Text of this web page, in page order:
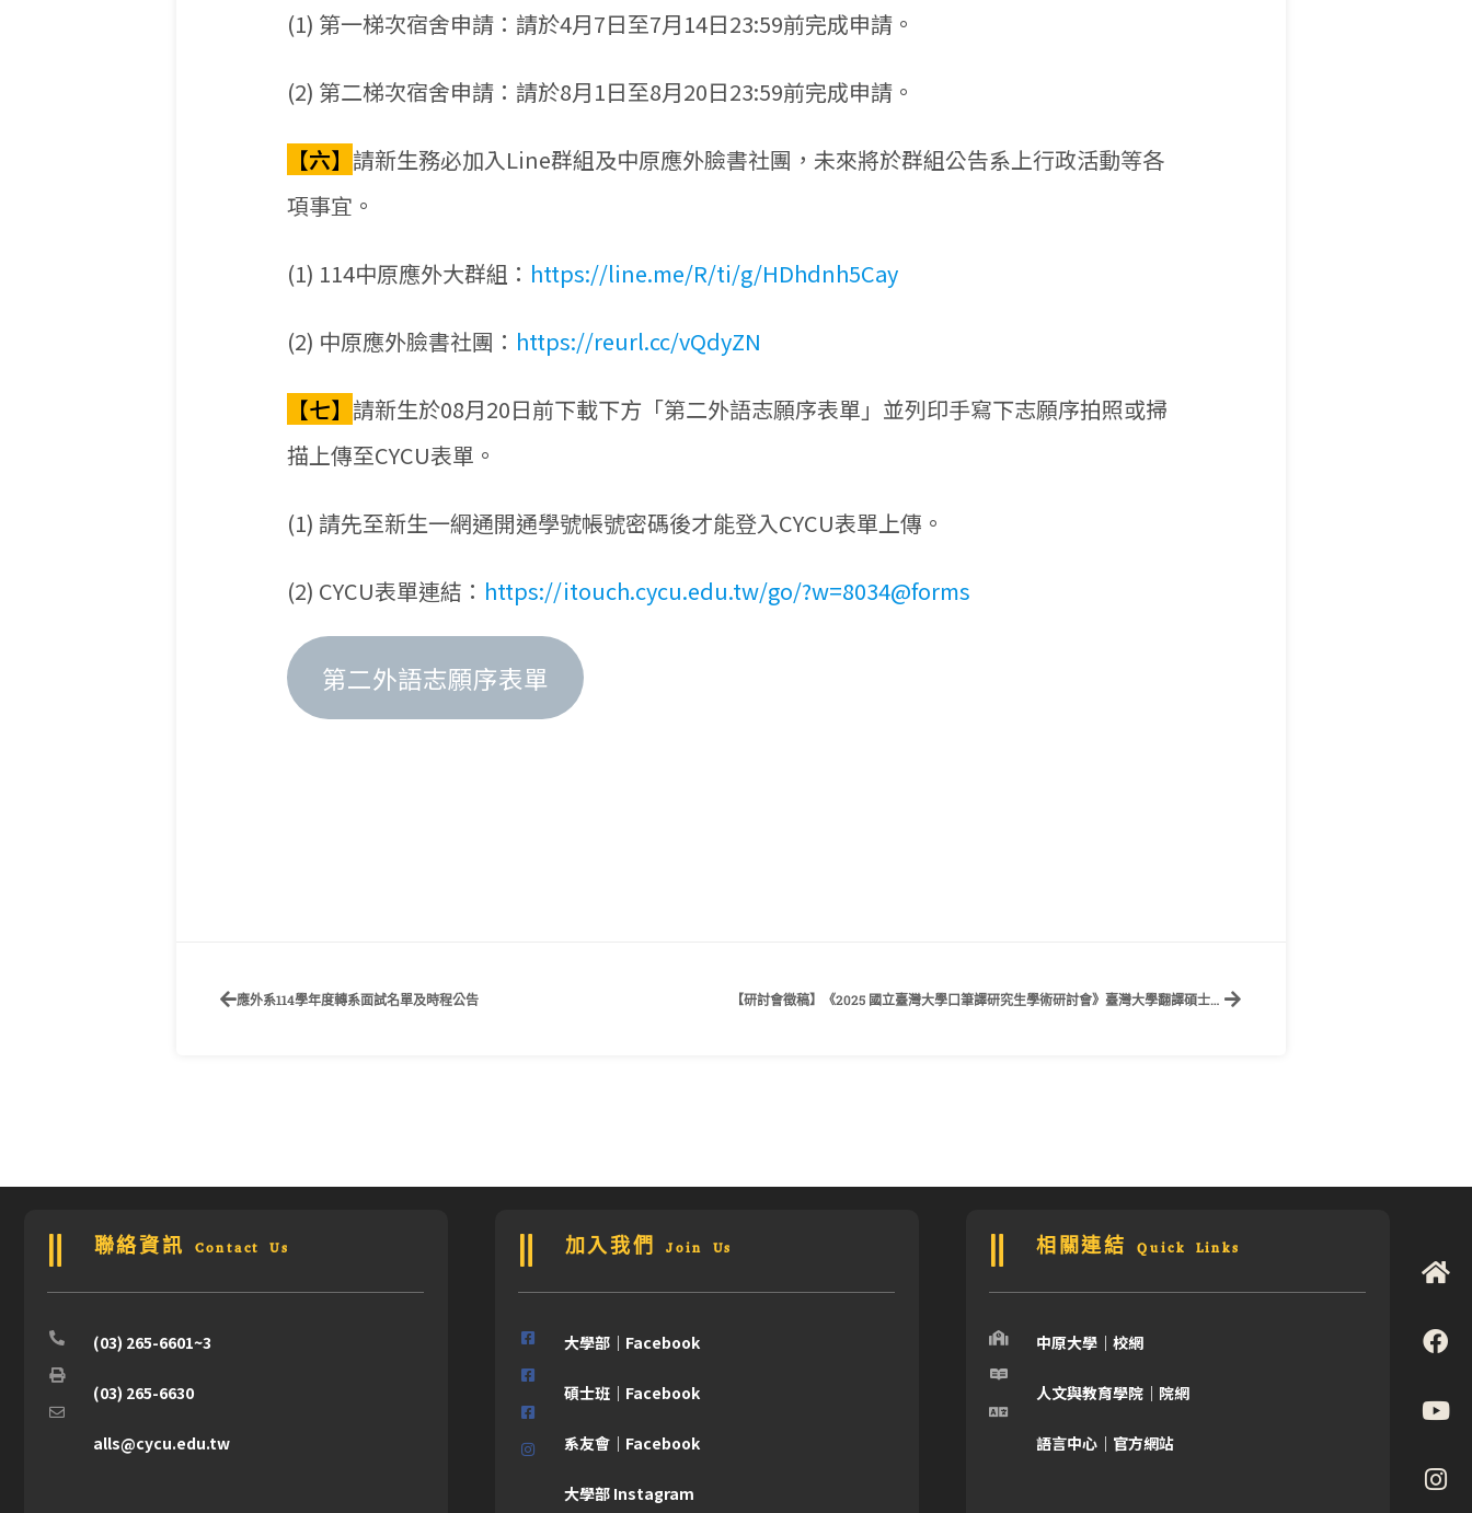
(1) 第一梯次宿舍申請：請於4月7日至7月14日23:59前完成申請。
(2) 第二梯次宿舍申請：請於8月1日至8月20日23:59前完成申請。
【六】 請新生務必加入Line群組及中原應外臉書社團，未來將於群組公告系上行政活動等各
項事宜。
(1) 114中原應外大群組： https://line.me/R/ti/g/HDhdnh5Cay
(2) 中原應外臉書社團： https://reurl.cc/vQdyZN
【七】 請新生於08月20日前下載下方「第二外語志願序表單」並列印手寫下志願序拍照或掃
描上傳至CYCU表單。
(1) 請先至新生一網通開通學號帳號密碼後才能登入CYCU表單上傳。
(2) CYCU表單連結： https://itouch.cycu.edu.tw/go/?w=8034@forms
第二外語志願序表單
應外系114學年度轉系面試名單及時程公告 【研討會徵稿】《2025 國立臺灣大學口筆譯研究生學術研討會》臺灣大學翻譯碩士學位學程
聯絡資訊 Contact Us
(03) 265-6601~3
(03) 265-6630
alls@cycu.edu.tw
加入我們 Join Us
大學部｜Facebook
碩士班｜Facebook
系友會｜Facebook
大學部 Instagram
相關連結 Quick Links
中原大學｜校網
人文與教育學院｜院網
語言中心｜官方網站